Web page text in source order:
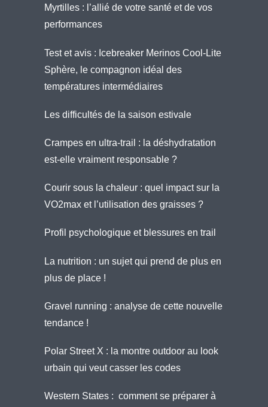
Myrtilles : l’allié de votre santé et de vos
performances
Test et avis : Icebreaker Merinos Cool-Lite
Sphère, le compagnon idéal des
températures intermédiaires
Les difficultés de la saison estivale
Crampes en ultra-trail : la déshydratation
est-elle vraiment responsable ?
Courir sous la chaleur : quel impact sur la
VO2max et l’utilisation des graisses ?
Profil psychologique et blessures en trail
La nutrition : un sujet qui prend de plus en
plus de place !
Gravel running : analyse de cette nouvelle
tendance !
Polar Street X : la montre outdoor au look
urbain qui veut casser les codes
Western States : comment se préparer à